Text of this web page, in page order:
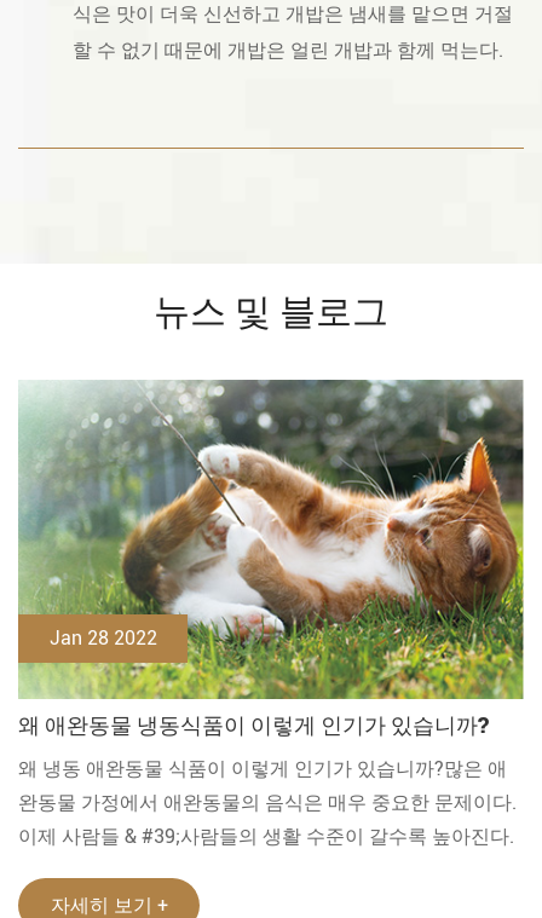
식은 맛이 더욱 신선하고 개밥은 냄새를 맡으면 거절
할 수 없기 때문에 개밥은 얼린 개밥과 함께 먹는다.
뉴스 및 블로그
Jan 28 2022
왜 애완동물 냉동식품이 이렇게 인기가 있습니까?
왜 냉동 애완동물 식품이 이렇게 인기가 있습니까?많은 애
완동물 가정에서 애완동물의 음식은 매우 중요한 문제이다.
이제 사람들 & #39;사람들의 생활 수준이 갈수록 높아진다.
자세히 보기 +